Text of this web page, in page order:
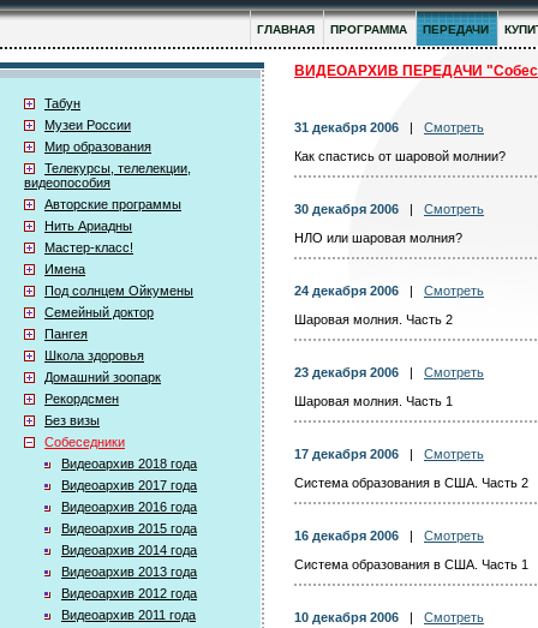
ГЛАВНАЯ ПРОГРАММА ПЕРЕДАЧИ
Табун
Музеи России
Мир образования
Телекурсы, телелекции,
видеопособия
Авторские программы
Нить Ариадны
Мастер-класс!
Имена
Под солнцем Ойкумены
Семейный доктор
Пангея
Школа здоровья
Домашний зоопарк
Рекордсмен
Без визы
Собеседники
Видеоархив 2018 года
Видеоархив 2017 года
Видеоархив 2016 года
Видеоархив 2015 года
Видеоархив 2014 года
Видеоархив 2013 года
Видеоархив 2012 года
Видеоархив 2011 года
ВИДЕОАРХИВ ПЕРЕДАЧИ
31 декабря 2006
Смотреть
Как спастись от шаровой молнии?
30 декабря 2006
Смотреть
НЛО или шаровая молния?
24 декабря 2006
Смотреть
Шаровая молния. Часть 2
23 декабря 2006
Смотреть
Шаровая молния. Часть 1
17 декабря 2006
Смотреть
Система образования в США. Часть 2
16 декабря 2006
Смотреть
Система образования в США. Часть 1
10 декабря 2006
Смотреть